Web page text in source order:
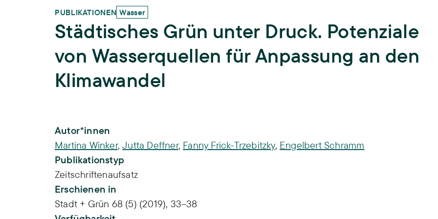
Biodiversität
Landnutzung
Wissen und Partizipation
Hochschullehre und
Lehrende,Lehrveranstaltungen,
Abschlussarbeiten, ISOE-Lecture
PUBLIKATIONEN Wasser
Städtisches Grün unter Druck. Potenziale
von Wasserquellen für Anpassung an den
Klimawandel
Publikations-Infos
Autor*innen
Martina Winker,Jutta Deffner, Fanny Frick-Trzebitzky, Engelbert Schramm
Publikationstyp
Zeitschriftenaufsatz
Erschienen in
Stadt + Grün 68 (5) (2019), 33–38